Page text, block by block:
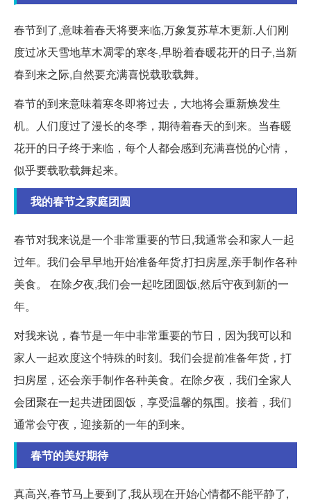
春节到了,意味着春天将要来临,万象复苏草木更新.人们刚
度过冰天雪地草木凋零的寒冬,早盼着春暖花开的日子,当新
春到来之际,自然要充满喜悦载歌载舞。
春节的到来意味着寒冬即将过去，大地将会重新焕发生
机。人们度过了漫长的冬季，期待着春天的到来。当春暖
花开的日子终于来临，每个人都会感到充满喜悦的心情，
似乎要载歌载舞起来。
我的春节之家庭团圆
春节对我来说是一个非常重要的节日,我通常会和家人一起
过年。我们会早早地开始准备年货,打扫房屋,亲手制作各种
美食。 在除夕夜,我们会一起吃团圆饭,然后守夜到新的一
年。
对我来说，春节是一年中非常重要的节日，因为我可以和
家人一起欢度这个特殊的时刻。我们会提前准备年货，打
扫房屋，还会亲手制作各种美食。在除夕夜，我们全家人
会团聚在一起共进团圆饭，享受温馨的氛围。接着，我们
通常会守夜，迎接新的一年的到来。
春节的美好期待
真高兴,春节马上要到了,我从现在开始心情都不能平静了,